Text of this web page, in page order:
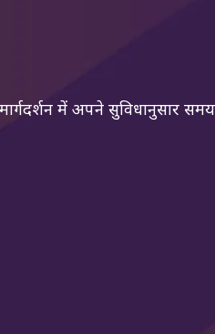
में अपने सुविधानुसार